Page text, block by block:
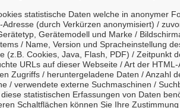
statistische Daten welche in anonymer
(durch Verkürzen anonymisiert) /
Gerätemodell und Marke /
/ Name, Version und Spracheinstellung
(z.B. Cookies, Java, Flash, PDF) / Zeitpunkt
URLs auf dieser Webseite / Art der
Zugriffs / heruntergeladene Daten / Anzahl
/ verwendete externe Suchmaschinen /
statistischen Erfassungen von Daten
Schaltflächen können Sie Ihre